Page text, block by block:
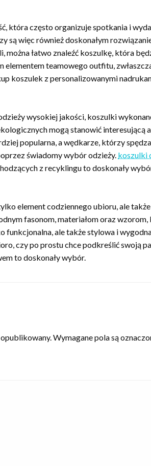
która często organizuje spotkania i
są więc również doskonałym
można łatwo znaleźć koszulkę, która
elementem teamowego outfitu,
koszulek z personalizowanymi
wysokiej jakości, koszulki
mogą stanowić interesującą
popularna, a wędkarze, którzy
świadomy wybór odzieży. koszulki
z recyklingu to doskonały
element codziennego ubioru, ale
fasonom, materiałom oraz wzorom,
funkcjonalna, ale także stylowa i
czy po prostu chce podkreślić swoją
to doskonały wybór.
Wymagane pola są